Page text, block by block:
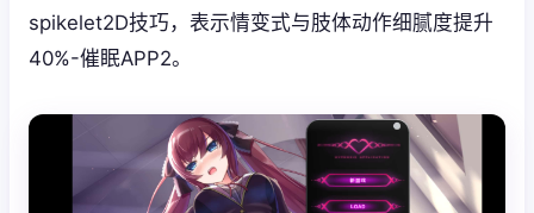
spikelet2D技巧，表示情变式与肢体动作细腻度提升
40%-催眠APP2。